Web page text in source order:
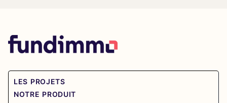
LES PROJETS
NOTRE PRODUIT